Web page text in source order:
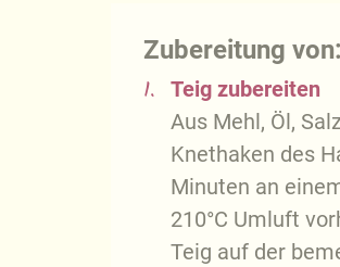
Zubereitung
1.
Teig zubereiten
Aus Mehl, Öl,
Knethaken des
Minuten an
210°C Umluft
Teig auf der